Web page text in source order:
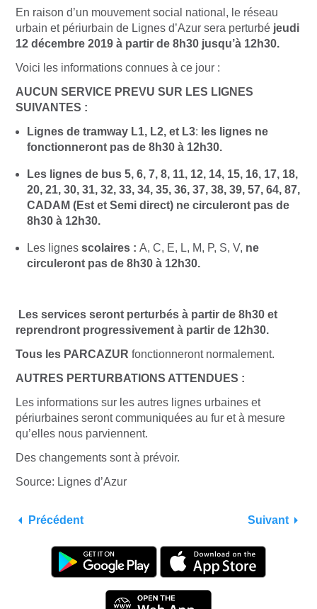
En raison d’un mouvement social national, le réseau
urbain et périurbain de Lignes d’Azur sera perturbé jeudi
12 décembre 2019 à partir de 8h30 jusqu’à 12h30.
Voici les informations connues à ce jour :
AUCUN SERVICE PREVU SUR LES LIGNES
SUIVANTES :
Lignes de tramway L1, L2, et L3: les lignes ne
fonctionneront pas de 8h30 à 12h30.
Les lignes de bus 5, 6, 7, 8, 11, 12, 14, 15, 16, 17, 18,
20, 21, 30, 31, 32, 33, 34, 35, 36, 37, 38, 39, 57, 64, 87,
CADAM (Est et Semi direct) ne circuleront pas de
8h30 à 12h30.
Les lignes scolaires : A, C, E, L, M, P, S, V, ne
circuleront pas de 8h30 à 12h30.
Les services seront perturbés à partir de 8h30 et
reprendront progressivement à partir de 12h30.
Tous les PARCAZUR fonctionneront normalement.
AUTRES PERTURBATIONS ATTENDUES :
Les informations sur les autres lignes urbaines et
périurbaines seront communiquées au fur et à mesure
qu’elles nous parviennent.
Des changements sont à prévoir.
Source: Lignes d’Azur
Précédent Suivant